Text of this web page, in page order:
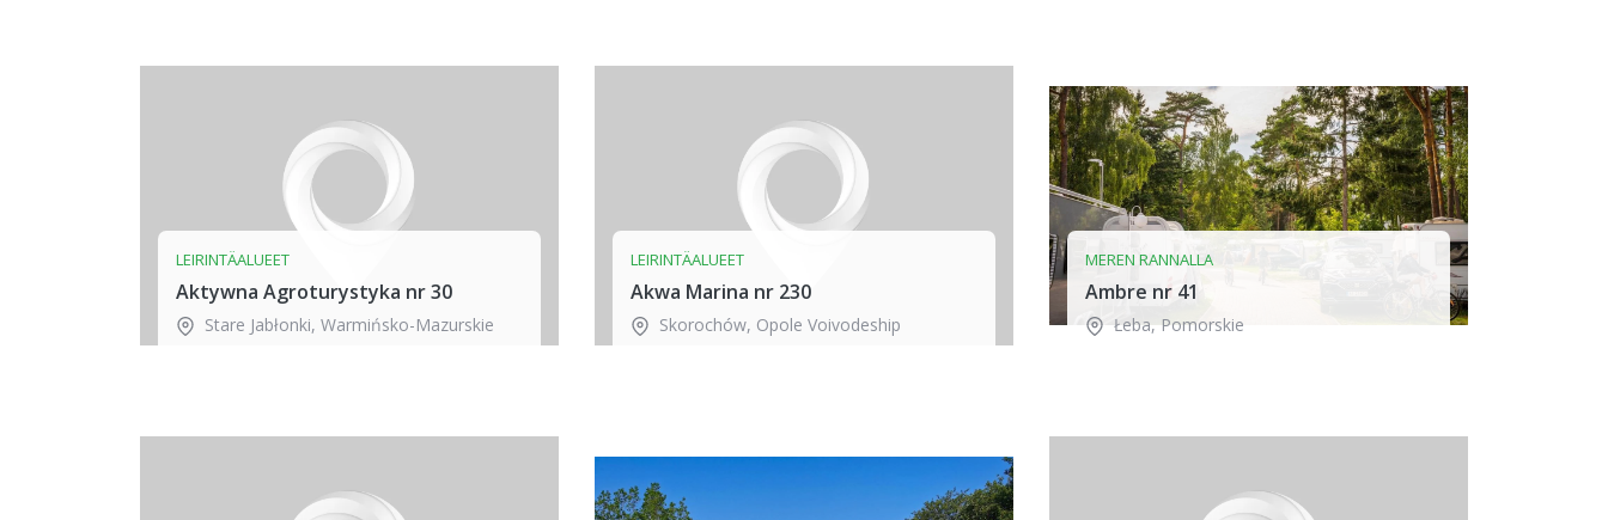
LEIRINTÄALUEET
Aktywna Agroturystyka nr 30
Stare Jabłonki, Warmińsko-Mazurskie
LEIRINTÄALUEET
Akwa Marina nr 230
Skorochów, Opole Voivodeship
MEREN RANNALLA
Ambre nr 41
Łeba,Pomorskie